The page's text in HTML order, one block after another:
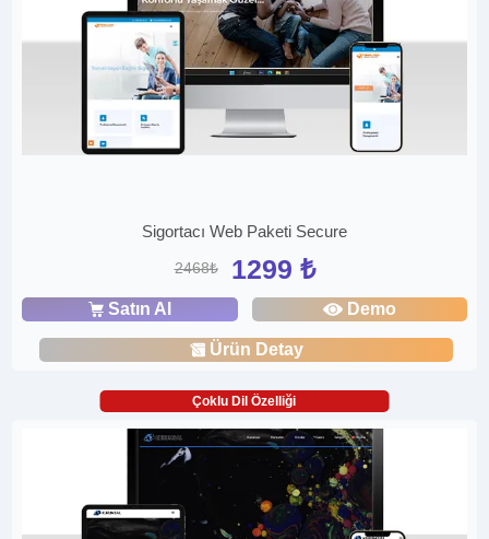
Sigortacı Web Paketi Secure
2468₺ 1299 ₺
Satın Al Demo
Ürün Detay
Çoklu Dil Özelliği